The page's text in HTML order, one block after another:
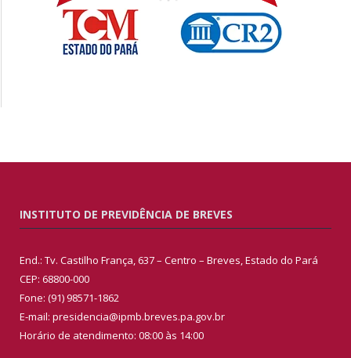
INSTITUTO DE PREVIDÊNCIA DE BREVES
End.: Tv. Castilho França, 637 – Centro – Breves, Estado do Pará
CEP: 68800-000
Fone: (91) 98571-1862
E-mail: presidencia@ipmb.breves.pa.gov.br
Horário de atendimento: 08:00 às 14:00